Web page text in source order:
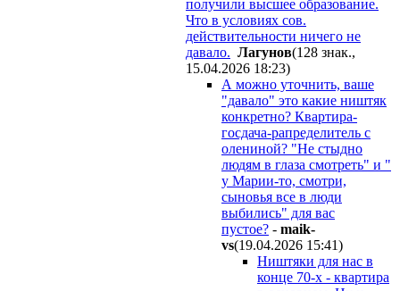
получили высшее образование.
Что в условиях сов.
действительности ничего не
давало. Лaгyнoв(128 знак.,
15.04.2026 18:23)
А можно уточнить, ваше
"давало" это какие ништяк
конкретно? Квартира-
госдача-рапределитель с
олениной? "Не стыдно
людям в глаза смотреть" и "
у Марии-то, смотри,
сыновья все в люди
выбились" для вас
пустое? - maik-
vs(19.04.2026 15:41)
Ништяки для нас в
конце 70-х - квартира